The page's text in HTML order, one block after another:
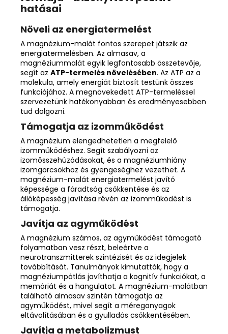
hatásai
Növeli az energiatermelést
A magnézium-malát fontos szerepet játszik az
energiatermelésben. Az almasav, a
magnéziummalát egyik legfontosabb összetevője,
segít az ATP-termelés növelésében. Az ATP az a
molekula, amely energiát biztosít testünk összes
funkciójához. A megnövekedett ATP-termeléssel
szervezetünk hatékonyabban és eredményesebben
tud dolgozni.
Támogatja az izomműködést
A magnézium elengedhetetlen a megfelelő
izomműködéshez. Segít szabályozni az
izomösszehúzódásokat, és a magnéziumhiány
izomgörcsökhöz és gyengeséghez vezethet. A
magnézium-malát energiatermelést javító
képessége a fáradtság csökkentése és az
állóképesség javítása révén az izomműködést is
támogatja.
Javítja az agyműködést
A magnézium számos, az agyműködést támogató
folyamatban vesz részt, beleértve a
neurotranszmitterek szintézisét és az idegjelek
továbbítását. Tanulmányok kimutatták, hogy a
magnéziumpótlás javíthatja a kognitív funkciókat, a
memóriát és a hangulatot. A magnézium-malátban
található almasav szintén támogatja az
agyműködést, mivel segít a méreganyagok
eltávolításában és a gyulladás csökkentésében.
Javítja a metabolizmust